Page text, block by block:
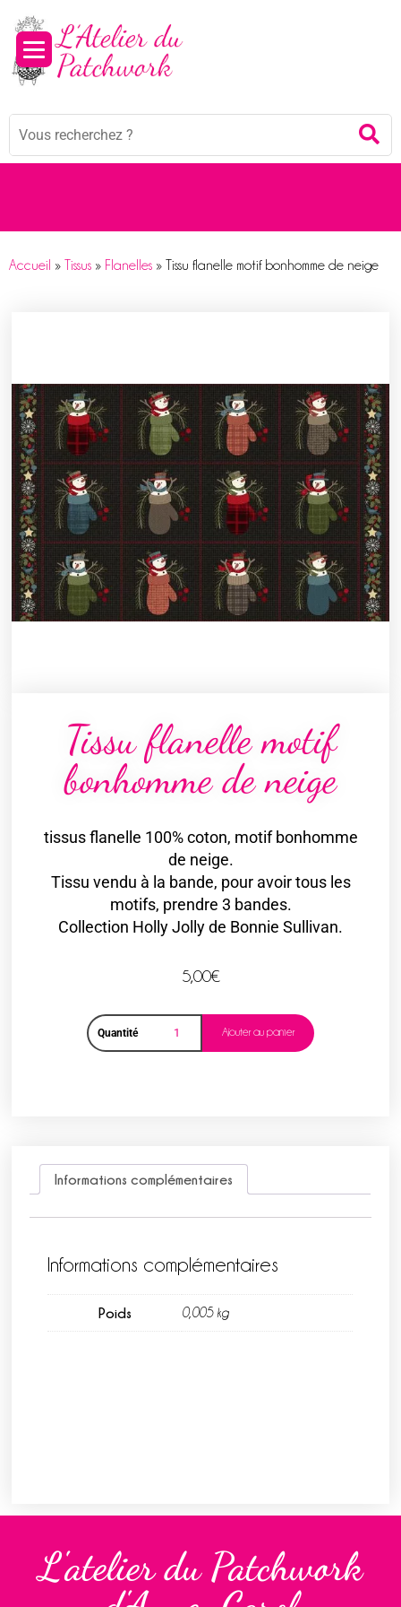
Mots
Accueil » Tissus » Flanelles » Tissu flanelle motif bonhomme de neige
Tissu flanelle motif
bonhomme de neige
tissus flanelle 100% coton, motif bonhomme
de neige.
Tissu vendu à la bande, pour avoir tous les
motifs, prendre 3 bandes.
Collection Holly Jolly de Bonnie Sullivan.
5,00€
Quantité Ajouter au panier
Informations complémentaires
Informations complémentaires
Poids 0,005 kg
L'atelier du Patchwork
Panneau de gestion des cookies